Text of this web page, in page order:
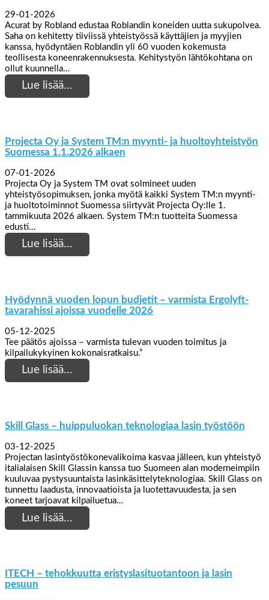
29-01-2026
Acurat by Robland edustaa Roblandin koneiden uutta sukupolvea.
Saha on kehitetty tiiviissä yhteistyössä käyttäjien ja myyjien
kanssa, hyödyntäen Roblandin yli 60 vuoden kokemusta
teollisesta koneenrakennuksesta. Kehitystyön lähtökohtana on
ollut kuunnella…
Lue lisää…
Projecta Oy ja System TM:n myynti- ja huoltoyhteistyön
Suomessa 1.1.2026 alkaen
07-01-2026
Projecta Oy ja System TM ovat solmineet uuden
yhteistyösopimuksen, jonka myötä kaikki System TM:n myynti-
ja huoltotoiminnot Suomessa siirtyvät Projecta Oy:lle 1.
tammikuuta 2026 alkaen. System TM:n tuotteita Suomessa
edusti…
Lue lisää…
Hyödynnä vuoden lopun budjetit – varmista Ergolyft-
tavarahissi ajoissa vuodelle 2026
05-12-2025
Tee päätös ajoissa – varmista tulevan vuoden toimitus ja
kilpailukykyinen kokonaisratkaisu.”
Lue lisää…
Skill Glass – huippuluokan teknologiaa lasin työstöön
03-12-2025
Projectan lasintyöstökonevalikoima kasvaa jälleen, kun yhteistyö
italialaisen Skill Glassin kanssa tuo Suomeen alan moderneimpiin
kuuluvaa pystysuuntaista lasinkäsittelyteknologiaa. Skill Glass on
tunnettu laadusta, innovaatioista ja luotettavuudesta, ja sen
koneet tarjoavat kilpailuetua…
Lue lisää…
ITECH – tehokkuutta eristyslasituotantoon ja lasin
pesuun